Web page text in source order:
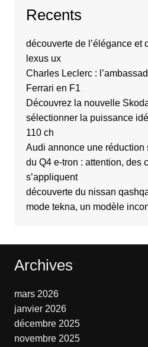
Recents
découverte de l’élégance et
lexus ux
Charles Leclerc :
Ferrari en F1
Découvrez la nouvelle
sélectionner la puissance
110 ch
Audi annonce une réduction
du Q4 e-tron : attention, des
s’appliquent
découverte du nissan
mode tekna, un modèle
Archives
mars 2026
janvier 2026
décembre 2025
novembre 2025